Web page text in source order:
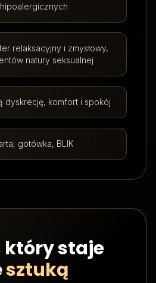
relaksacyjny i zmysłowy,
natury seksualnej
dyskrecję, komfort i spokój
gotówka, BLIK
który staje
sztuką